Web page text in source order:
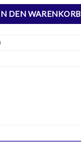
DEN WARENKORB